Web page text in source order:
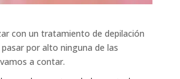
con un tratamiento de depilación
por alto ninguna de las
a contar.